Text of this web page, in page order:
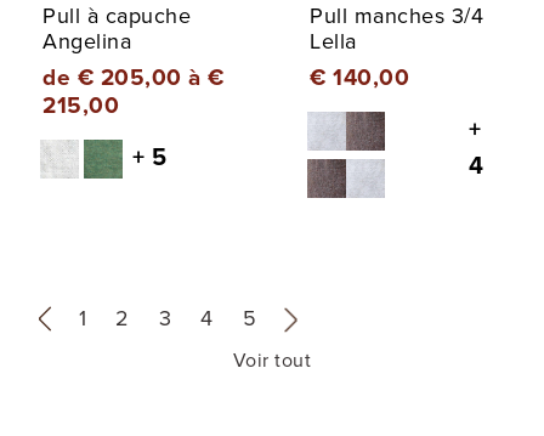
Pull à capuche
Angelina
de € 205,00 à €
215,00
+ 5
Pull manches 3/4
Lella
€ 140,00
+
4
« 1 2 3 4 5 »
Voir tout